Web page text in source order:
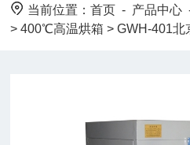
当前位置：首页 - 产品中心
>400℃高温烘箱 > GWH-401北